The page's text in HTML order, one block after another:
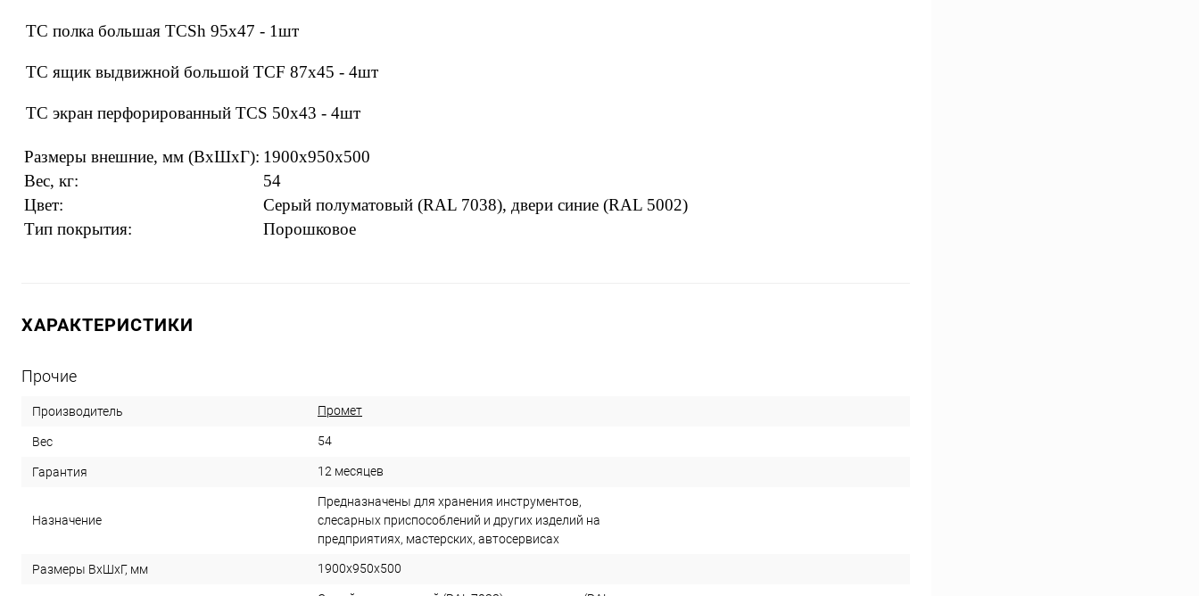
TC полка большая TCSh 95х47 - 1шт
TC ящик выдвижной большой TCF 87x45 - 4шт
TC экран перфорированный TCS 50x43 - 4шт
Размеры внешние, мм (ВхШхГ): 1900x950x500
Вес, кг:
54
Цвет:
Cерый полуматовый (RAL 7038), двери синие (RAL 5002)
Тип покрытия:
Порошковое
ХАРАКТЕРИСТИКИ
Прочие
Производитель Промет
Вес 54
Гарантия 12 месяцев
Назначение
Предназначены для хранения инструментов,
слесарных приспособлений и других изделий на
предприятиях, мастерских, автосервисах
Размеры ВхШхГ, мм 1900x950x500